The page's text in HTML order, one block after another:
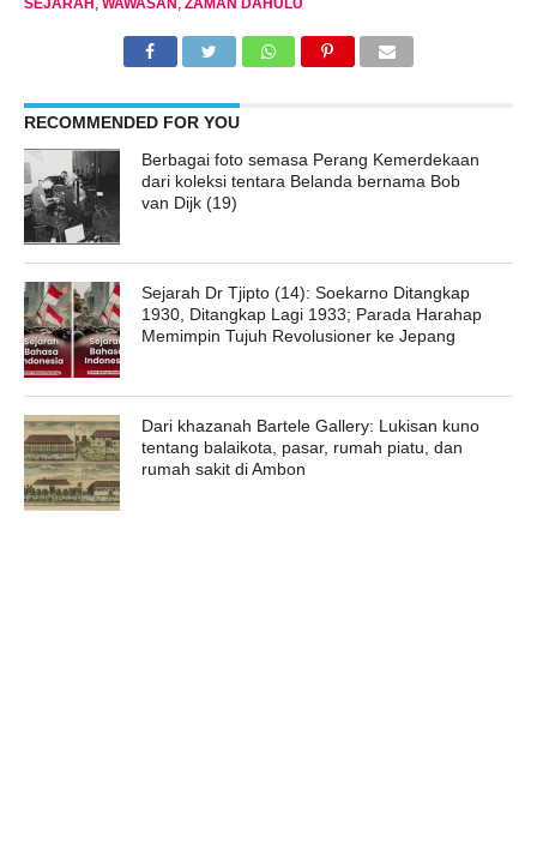
SEJARAH , WAWASAN , ZAMAN DAHULU
RECOMMENDED FOR YOU
Berbagai foto semasa Perang Kemerdekaan
dari koleksi tentara Belanda bernama Bob
van Dijk (19)
Sejarah Dr Tjipto (14): Soekarno Ditangkap
1930, Ditangkap Lagi 1933; Parada Harahap
Memimpin Tujuh Revolusioner ke Jepang
Dari khazanah Bartele Gallery: Lukisan kuno
tentang balaikota, pasar, rumah piatu, dan
rumah sakit di Ambon